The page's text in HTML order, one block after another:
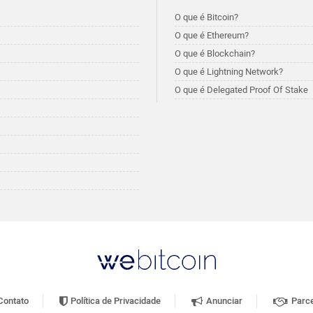
O que é Bitcoin?
O que é Ethereum?
O que é Blockchain?
O que é Lightning Network?
O que é Delegated Proof Of Stake
Política de Privacidade Anunciar